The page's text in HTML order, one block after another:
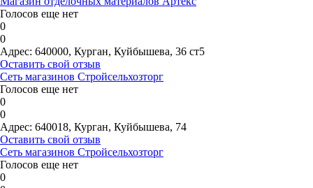
Голосов еще нет
0
0
Адрес: 640000, Курган, Куйбышева, 36 ст5
Оставить свой отзыв
Сеть магазинов Стройсельхозторг
Голосов еще нет
0
0
Адрес: 640018, Курган, Куйбышева, 74
Оставить свой отзыв
Сеть магазинов Стройсельхозторг
Голосов еще нет
0